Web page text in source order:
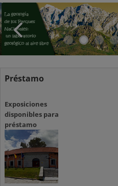
Préstamo
Exposiciones
disponibles para
préstamo